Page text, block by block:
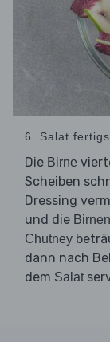
6. Salat
Die Birne
Scheiben
Dressing
und die Birnen
Chutney
dann nach
dem Salat